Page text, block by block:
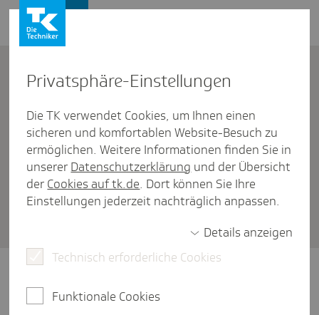
Kontakt
Wer kann fami­li­en­ver­si­chert
sein und wie viel darf bei der
Fami­li­en­ver­si­che­rung hinzu­ver­
Häufige Fragen / Neuaufnahme
Die TK versichert Familienangehörigen unter
bestimmten Voraussetzungen beitragsfrei.
Privat­sphäre-Einstel­lungen
Die TK verwendet Cookies, um Ihnen einen
sicheren und komfortablen Website-Besuch zu
ermöglichen. Weitere Informationen finden Sie in
unserer Datenschutzerklärung und der Übersicht
der Cookies auf tk.de. Dort können Sie Ihre
Einstellungen jederzeit nachträglich anpassen.
Details anzeigen
Technisch erforderliche Cookies
Funktionale Cookies